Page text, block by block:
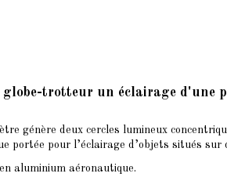
trotteur un éclairage d'une
génère deux cercles lumineux
portée pour l’éclairage d’objets situés sur
aluminium aéronautique.